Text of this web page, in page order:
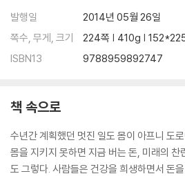
발행일
2014년 05월 26일
쪽수, 무게, 크기
224쪽 | 410g |
ISBN13
9788959892747
책 속으로
수년간 계획했던 멋진 일도 몸이 아프니 도
몸을 지키지 못하면 지금 버는 돈, 미래의 찬
도 그렇다. 사람들은 건강을 희생하면서 돈